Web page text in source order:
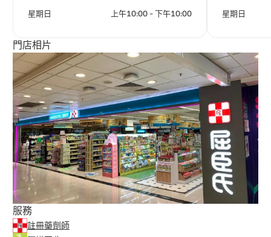
星期日 上午10:00 - 下午10:00 星期日
門店相片
服務
註冊藥劑師